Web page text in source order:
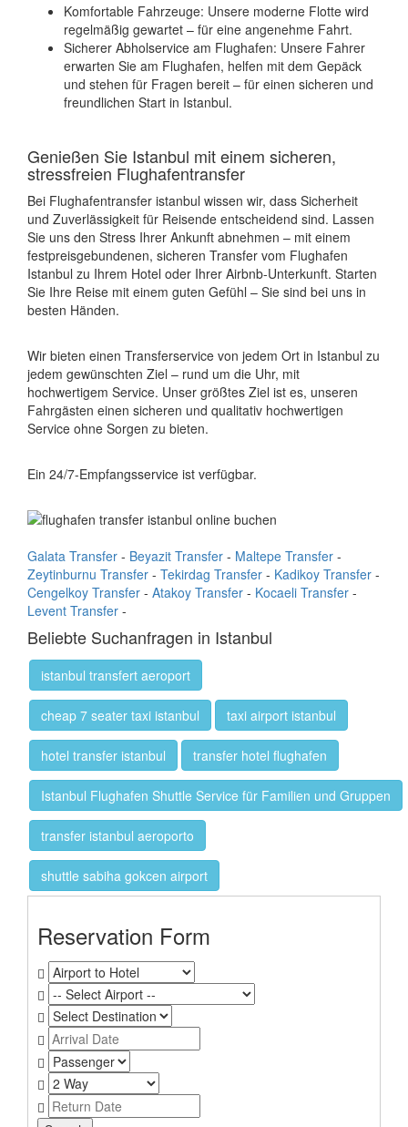
Komfortable Fahrzeuge: Unsere moderne Flotte wird
regelmäßig gewartet – für eine angenehme Fahrt.
Sicherer Abholservice am Flughafen: Unsere Fahrer
erwarten Sie am Flughafen, helfen mit dem Gepäck
und stehen für Fragen bereit – für einen sicheren und
freundlichen Start in Istanbul.
Genießen Sie Istanbul mit einem sicheren,
stressfreien Flughafentransfer
Bei Flughafentransfer istanbul wissen wir, dass Sicherheit
und Zuverlässigkeit für Reisende entscheidend sind. Lassen
Sie uns den Stress Ihrer Ankunft abnehmen – mit einem
festpreisgebundenen, sicheren Transfer vom Flughafen
Istanbul zu Ihrem Hotel oder Ihrer Airbnb-Unterkunft. Starten
Sie Ihre Reise mit einem guten Gefühl – Sie sind bei uns in
besten Händen.
Wir bieten einen Transferservice von jedem Ort in Istanbul zu
jedem gewünschten Ziel – rund um die Uhr, mit
hochwertigem Service. Unser größtes Ziel ist es, unseren
Fahrgästen einen sicheren und qualitativ hochwertigen
Service ohne Sorgen zu bieten.
Ein 24/7-Empfangsservice ist verfügbar.
Galata Transfer - Beyazit Transfer - Maltepe Transfer -
Zeytinburnu Transfer - Tekirdag Transfer - Kadikoy Transfer -
Cengelkoy Transfer - Atakoy Transfer - Kocaeli Transfer -
Levent Transfer -
Beliebte Suchanfragen in Istanbul
istanbul transfert aeroport
cheap 7 seater taxi istanbul taxi airport istanbul
hotel transfer istanbul transfer hotel flughafen
Istanbul Flughafen Shuttle Service für Familien und Gruppen
transfer istanbul aeroporto
shuttle sabiha gokcen airport
Reservation Form